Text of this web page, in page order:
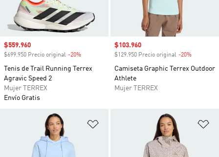
Precio de venta
$559.960
$699.950 Precio original -20%
Tenis de Trail Running Terrex
Agravic Speed 2
Mujer TERREX
Envío Gratis
Precio de venta
$103.960
$129.950 Precio original -20%
Camiseta Graphic Terrex Outdoor
Athlete
Mujer TERREX
Añadir a la lista de deseos